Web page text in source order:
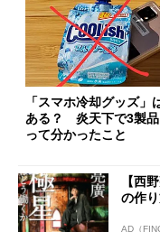
「スマホ冷却グッズ」
ある？ 炎天下で3製
って分かったこと
【西
の作
AD（